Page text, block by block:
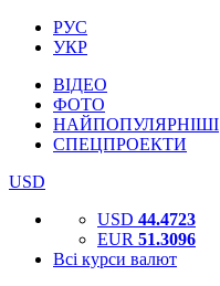
РУС
УКР
ВІДЕО
ФОТО
НАЙПОПУЛЯРНІШІ
СПЕЦПРОЕКТИ
USD
USD 44.4723
EUR 51.3096
Всі курси валют